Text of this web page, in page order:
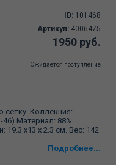
ID: 101468
Артикул: 4006475
1950 руб.
Ожидается поступление
сетку. Коллекция:
Материал: 88%
19.3 х13 х 2.3 см. Вес: 142
Подробнее...